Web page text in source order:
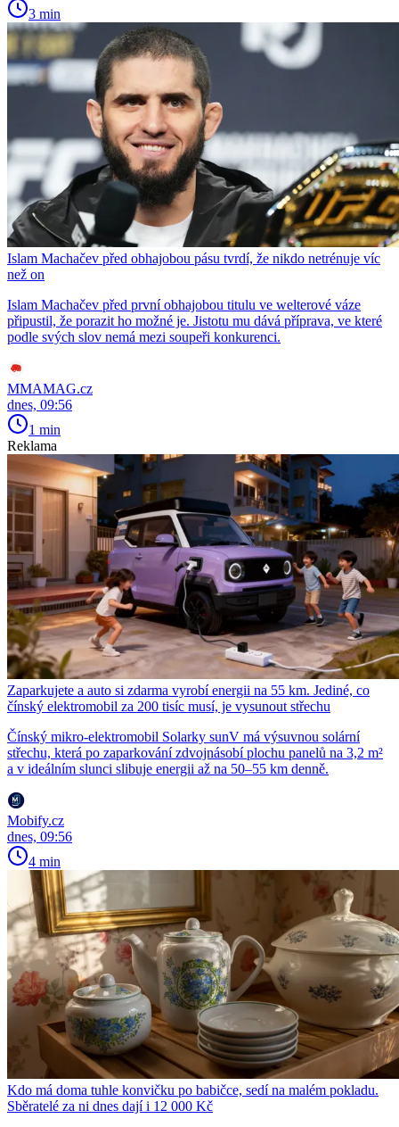
3 min
Islam Machačev před obhajobou pásu tvrdí, že nikdo netrénuje víc
než on
Islam Machačev před první obhajobou titulu ve welterové váze
připustil, že porazit ho možné je. Jistotu mu dává příprava, ve které
podle svých slov nemá mezi soupeři konkurenci.
MMAMAG.cz
dnes, 09:56
1 min
Reklama
Zaparkujete a auto si zdarma vyrobí energii na 55 km. Jediné, co
čínský elektromobil za 200 tisíc musí, je vysunout střechu
Čínský mikro-elektromobil Solarky sunV má výsuvnou solární
střechu, která po zaparkování zdvojnásobí plochu panelů na 3,2 m²
a v ideálním slunci slibuje energii až na 50–55 km denně.
Mobify.cz
dnes, 09:56
4 min
Kdo má doma tuhle konvičku po babičce, sedí na malém pokladu.
Sběratelé za ni dnes dají i 12 000 Kč